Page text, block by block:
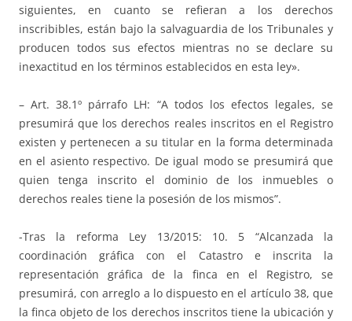
siguientes, en cuanto se refieran a los derechos
inscribibles, están bajo la salvaguardia de los Tribunales y
producen todos sus efectos mientras no se declare su
inexactitud en los términos establecidos en esta ley».
– Art. 38.1º párrafo LH: “A todos los efectos legales, se
presumirá que los derechos reales inscritos en el Registro
existen y pertenecen a su titular en la forma determinada
en el asiento respectivo. De igual modo se presumirá que
quien tenga inscrito el dominio de los inmuebles o
derechos reales tiene la posesión de los mismos”.
-Tras la reforma Ley 13/2015: 10. 5 “Alcanzada la
coordinación gráfica con el Catastro e inscrita la
representación gráfica de la finca en el Registro, se
presumirá, con arreglo a lo dispuesto en el artículo 38, que
la finca objeto de los derechos inscritos tiene la ubicación y